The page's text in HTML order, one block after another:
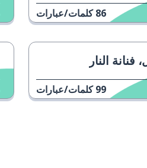
86 كلمات/عبارات
فنانة النار
99 كلمات/عبارات